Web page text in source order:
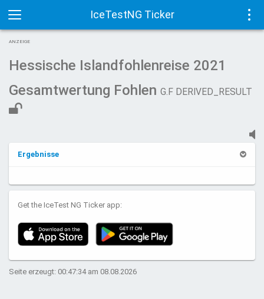
IceTestNG Ticker
Toggle
navigation
ANZEIGE
Hessische Islandfohlenreise 2021
Gesamtwertung Fohlen G.F DERIVED_RESULT
Ergebnisse
Get the IceTest NG Ticker app:
Seite erzeugt: 00:47:34 am 08.08.2026